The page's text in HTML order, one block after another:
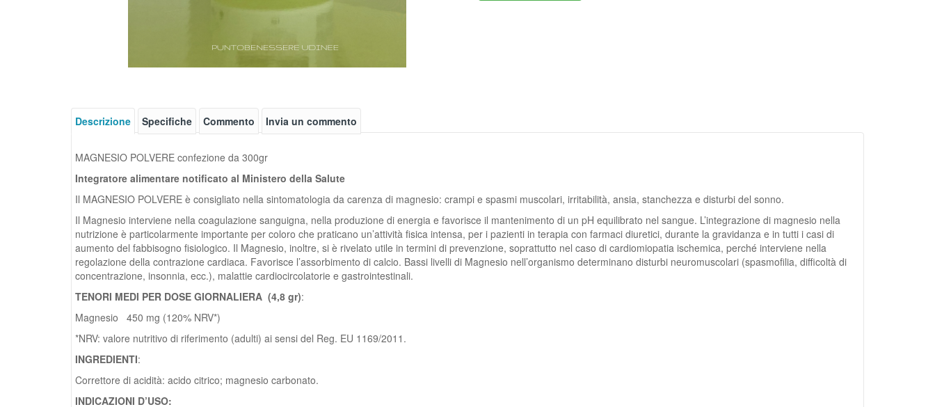
Descrizione Specifiche Commento Invia un commento
MAGNESIO POLVERE confezione da 300gr
Integratore alimentare notificato al Ministero della Salute
Il MAGNESIO POLVERE è consigliato nella sintomatologia da carenza di magnesio: crampi e spasmi muscolari, irritabilità, ansia, stanchezza e disturbi del sonno.
Il Magnesio interviene nella coagulazione sanguigna, nella produzione di energia e favorisce il mantenimento di un pH equilibrato nel sangue. L’integrazione di magnesio nella
nutrizione è particolarmente importante per coloro che praticano un’attività fisica intensa, per i pazienti in terapia con farmaci diuretici, durante la gravidanza e in tutti i casi di
aumento del fabbisogno fisiologico. Il Magnesio, inoltre, si è rivelato utile in termini di prevenzione, soprattutto nel caso di cardiomiopatia ischemica, perché interviene nella
regolazione della contrazione cardiaca. Favorisce l’assorbimento di calcio. Bassi livelli di Magnesio nell’organismo determinano disturbi neuromuscolari (spasmofilia, difficoltà di
concentrazione, insonnia, ecc.), malattie cardiocircolatorie e gastrointestinali.
TENORI MEDI PER DOSE GIORNALIERA (4,8 gr):
Magnesio 450 mg (120% NRV*)
*NRV: valore nutritivo di riferimento (adulti) ai sensi del Reg. EU 1169/2011.
INGREDIENTI:
Correttore di acidità: acido citrico; magnesio carbonato.
INDICAZIONI D’USO: